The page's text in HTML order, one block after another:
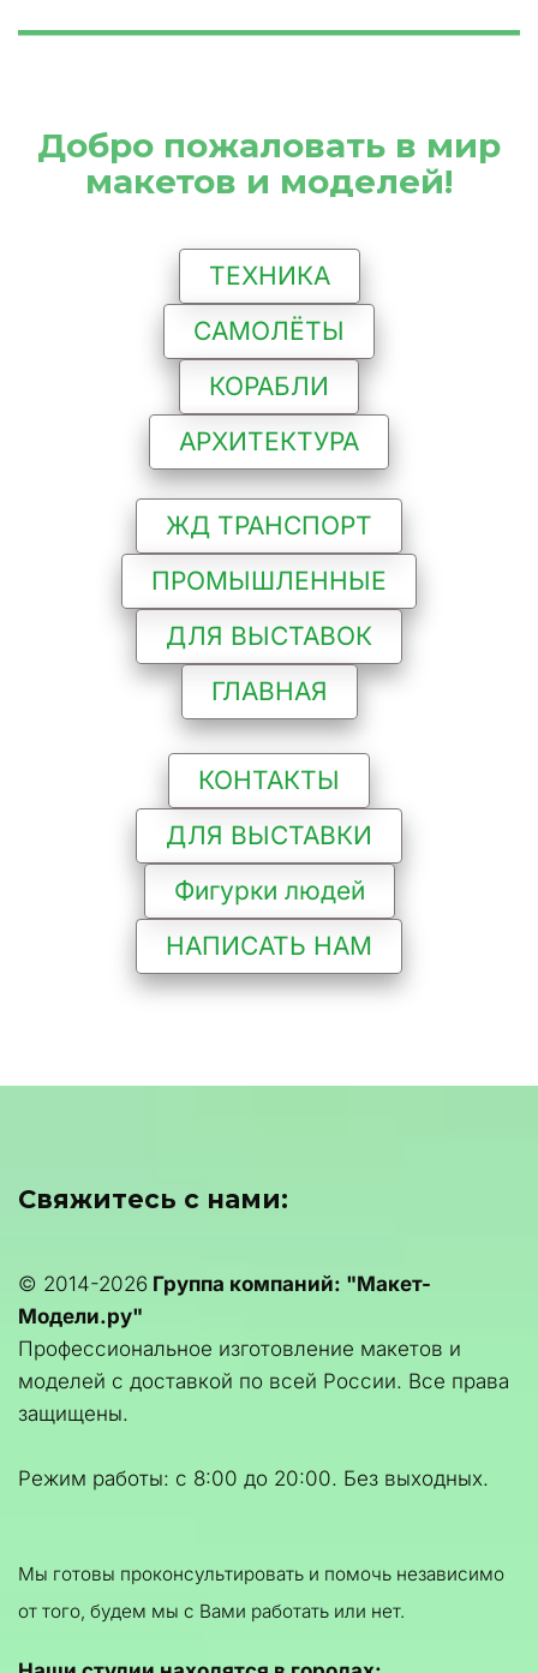
макетов и моделей!
ТЕХНИКА
САМОЛЁТЫ
КОРАБЛИ
АРХИТЕКТУРА
ЖД ТРАНСПОРТ
ПРОМЫШЛЕННЫЕ
ДЛЯ ВЫСТАВОК
ГЛАВНАЯ
КОНТАКТЫ
ДЛЯ ВЫСТАВКИ
Фигурки людей
НАПИСАТЬ НАМ
Свяжитесь с нами:
© 2014-2026 Группа компаний: "Макет-
Модели.ру"
Профессиональное изготовление макетов и
моделей с доставкой по всей России. Все права
защищены.
Режим работы: с 8:00 до 20:00. Без выходных.
Мы готовы проконсультировать и помочь независимо
от того, будем мы с Вами работать или нет.